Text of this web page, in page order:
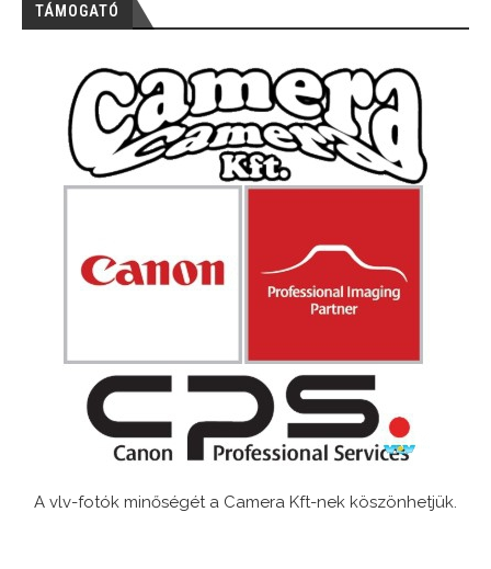
TÁMOGATÓ
A vlv-fotók minőségét a Camera Kft-nek köszönhetjük.